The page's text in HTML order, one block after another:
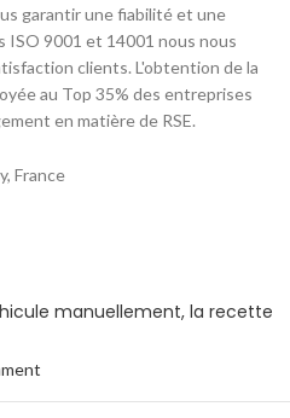
garantir une fiabilité et une
9001 et 14001 nous nous
clients. L'obtention de la
au Top 35% des entreprises
en matière de RSE.
France
manuellement, la recette